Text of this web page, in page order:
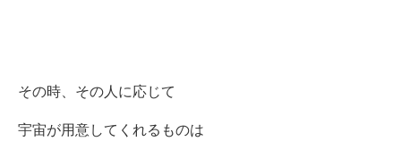
その時、その人に応じて
宇宙が用意してくれるものは